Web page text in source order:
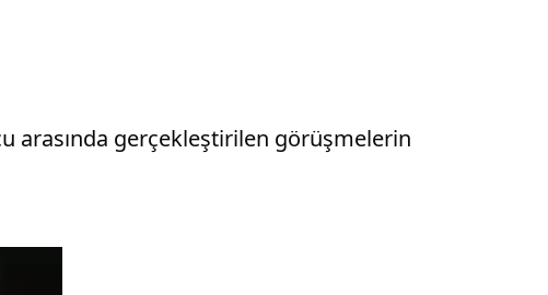
arasında gerçekleştirilen görüşmelerin